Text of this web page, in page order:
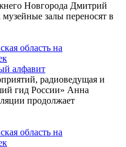
Новгорода Дмитрий
залы переносят в
алфавит
радиоведущая и
гид России» Анна
продолжает